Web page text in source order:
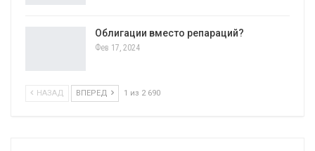
Облигации вместо репараций?
Фев 17, 2024
НАЗАД ВПЕРЕД 1 из 2 690